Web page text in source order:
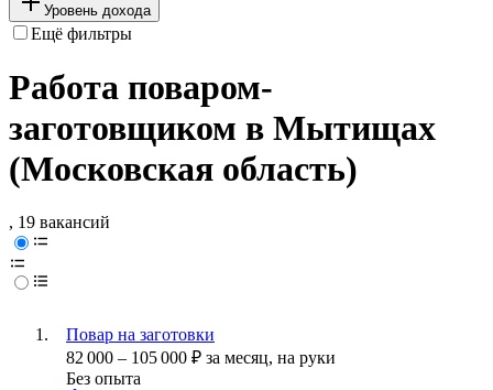
Уровень дохода
Ещё фильтры
Работа поваром-
заготовщиком в Мытищах
(Московская область)
, 19 вакансий
Повар на заготовки
82 000 – 105 000 ₽ за месяц, на руки
Без опыта